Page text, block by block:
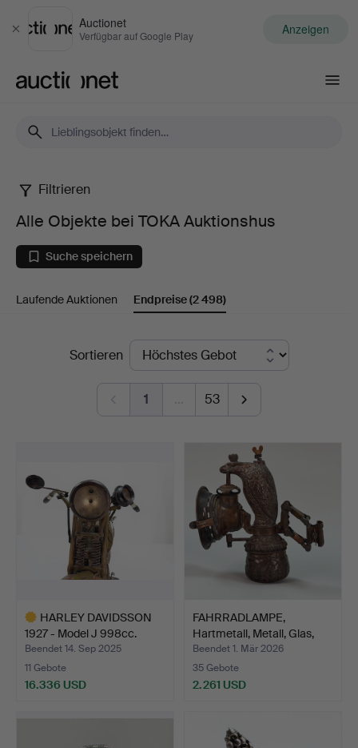
Schließen
Auctionet
Verfügbar auf Google Play Anzeigen
Alle
Objekte
bei
TOKA
Auktionshus
Filtrieren
Alle Objekte bei TOKA Auktionshus
Suche speichern
Laufende Auktionen Endpreise(2 498)
EndpreiseSortieren
1 … 53
HARLEY DAVIDSSON
1927 - Model J 998cc.
Beendet 14. Sep 2025
11 Gebote
16.336 USD
FAHRRADLAMPE,
Hartmetall, Metall, Glas,
HW…
Beendet 1. Mär 2026
35 Gebote
2.261 USD